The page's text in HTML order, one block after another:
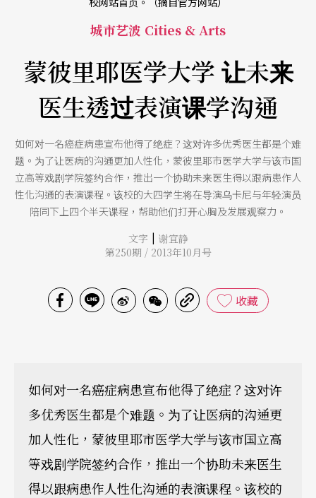
城市艺波 Cities & Arts
蒙彼里耶医学大学 让未来
医生透过表演课学沟通
如何对一名癌症病患宣布他得了绝症？这对许多优秀医生都是个难
题。为了让医病的沟通更加人性化，蒙彼里耶市医学大学与该市国
立高等戏剧学院签约合作，推出一个协助未来医生得以跟病患作人
性化沟通的表演课程。该校的大四学生将在导演乌卡尼与年轻演员
陪同下上四个半天课程，帮助他们打开心胸及发展观察力。
文字 | 谢宜静
第250期 / 2013年10月号
收藏
如何对一名癌症病患宣布他得了绝症？这对许
多优秀医生都是个难题。为了让医病的沟通更
加人性化，蒙彼里耶市医学大学与该市国立高
等戏剧学院签约合作，推出一个协助未来医生
得以跟病患作人性化沟通的表演课程。该校的